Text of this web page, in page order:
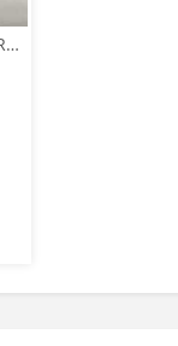
JETONS POKER ARGILE CLAY IMPRESSION QUADRI ALL OVER